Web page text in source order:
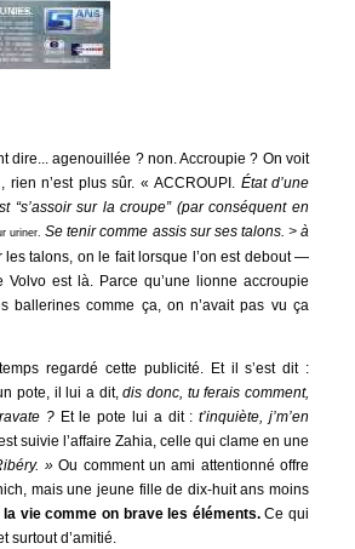
dire... agenouillée ? non. Accroupie ? On voit
n’est plus sûr. « ACCROUPI. État d’une
“s’assoir sur la croupe” (par conséquent en
uriner. Se tenir comme assis sur ses talons. > à
talons, on le fait lorsque l’on est debout —
Volvo est là. Parce qu’une lionne accroupie
ballerines comme ça, on n’avait pas vu ça
regardé cette publicité. Et il s’est dit :
pote, il lui a dit,dis donc, tu ferais comment,
?Et le pote lui a dit : t’inquiète, j’m’en
suivie l’affaire Zahia, celle qui clame en une
»Ou comment un ami attentionné offre
mais une jeune fille de dix-huit ans moins
la vie comme on brave les éléments.Ce qui
surtout d’amitié.